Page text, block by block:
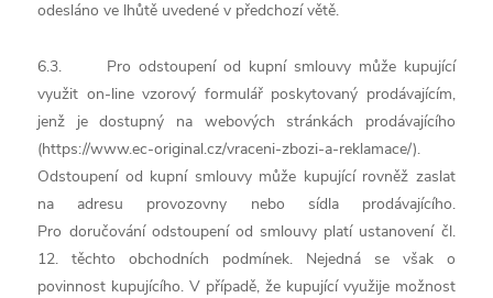
odesláno ve lhůtě uvedené v předchozí větě.
6.3. Pro odstoupení od kupní smlouvy může kupující
využit on-line vzorový formulář poskytovaný prodávajícím,
jenž je dostupný na webových stránkách prodávajícího
(https://www.ec-original.cz/vraceni-zbozi-a-reklamace/).
Odstoupení od kupní smlouvy může kupující rovněž zaslat
na adresu provozovny nebo sídla prodávajícího.
Pro doručování odstoupení od smlouvy platí ustanovení čl.
12. těchto obchodních podmínek. Nejedná se však o
povinnost kupujícího. V případě, že kupující využije možnost